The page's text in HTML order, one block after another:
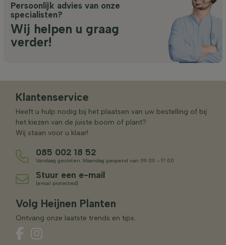
Persoonlijk advies van onze
specialisten?
Wij helpen u graag
verder!
Klantenservice
Heeft u hulp nodig bij het plaatsen van uw bestelling of bij
het kiezen van de juiste boom of plant?
Wij staan voor u klaar!
085 002 18 52
Vandaag gesloten. Maandag geopend van 09:00 - 17:00
Stuur een e-mail
[email protected]
Volg Heijnen Planten
Ontvang onze laatste trends en tips.